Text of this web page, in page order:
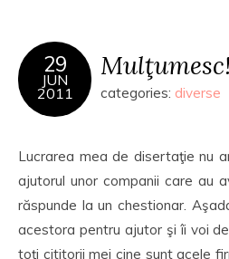
29
JUN
2011
Mulţumesc!
categories: diverse
Lucrarea mea de disertaţie nu
ajutorul unor companii care au
răspunde la un chestionar.
acestora pentru ajutor şi îi voi
toţi cititorii mei cine sunt acele